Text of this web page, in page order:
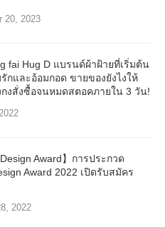
20, 2023
fai Hug D แบรนด์ผ้าฝ้ายที่เริ่มต้น
กและอ้อมกอด ขายของยังไงให้
กงสั่งซื้อจนหมดสตอคภายใน 3 วัน!
Design Award】การประกวด
Award 2022 เปิดรับสมัคร
2022